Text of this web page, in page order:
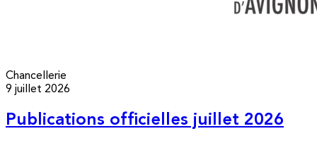
Chancellerie
9 juillet 2026
Publications officielles juillet 2026